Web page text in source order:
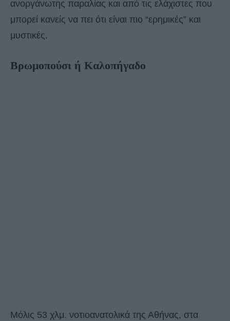
ανοργάνωτης παραλίας και από τις ελάχιστες που
μπορεί κανείς να πει ότι είναι πιο “ερημικές” και
μυστικές.
Βρωμοπούσι ή Καλοπήγαδο
Μόλις 53 χλμ. νοτιοανατολικά της Αθήνας, στα